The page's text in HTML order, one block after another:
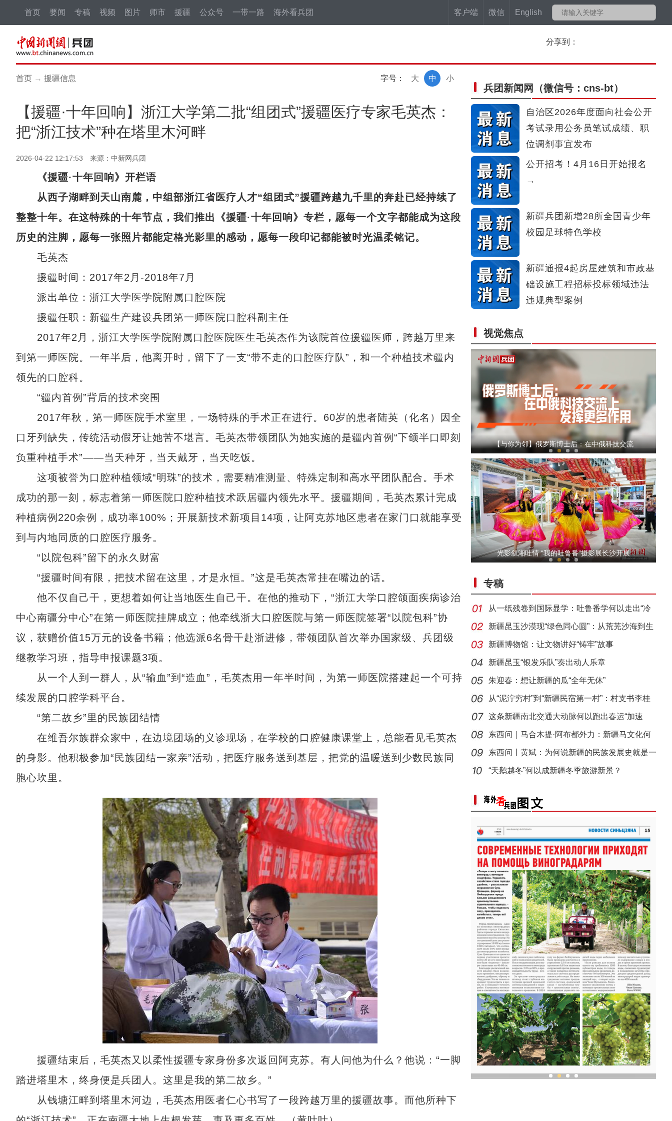
客户端 微信 English
首页 要闻 专稿 视频 图片 师市 援疆 公众号 一带一路 海外看兵团
分享到：
首页 → 援疆信息 字号： 小
中
大
【援疆·十年回响】浙江大学第二批“组团式”援疆医疗专家毛英杰：
把“浙江技术”种在塔里木河畔
2026-04-22 12:17:53 来源：中新网兵团
《援疆·十年回响》开栏语
从西子湖畔到天山南麓，中组部浙江省医疗人才“组团式”援疆跨越九千里的奔赴已经持续了
整整十年。在这特殊的十年节点，我们推出《援疆·十年回响》专栏，愿每一个文字都能成为这段
历史的注脚，愿每一张照片都能定格光影里的感动，愿每一段印记都能被时光温柔铭记。
毛英杰
援疆时间：2017年2月-2018年7月
派出单位：浙江大学医学院附属口腔医院
援疆任职：新疆生产建设兵团第一师医院口腔科副主任
2017年2月，浙江大学医学院附属口腔医院医生毛英杰作为该院首位援疆医师，跨越万里来
到第一师医院。一年半后，他离开时，留下了一支“带不走的口腔医疗队”，和一个种植技术疆内
领先的口腔科。
“疆内首例”背后的技术突围
2017年秋，第一师医院手术室里，一场特殊的手术正在进行。60岁的患者陆英（化名）因全
口牙列缺失，传统活动假牙让她苦不堪言。毛英杰带领团队为她实施的是疆内首例“下颌半口即刻
负重种植手术”——当天种牙，当天戴牙，当天吃饭。
这项被誉为口腔种植领域“明珠”的技术，需要精准测量、特殊定制和高水平团队配合。手术
成功的那一刻，标志着第一师医院口腔种植技术跃居疆内领先水平。援疆期间，毛英杰累计完成
种植病例220余例，成功率100%；开展新技术新项目14项，让阿克苏地区患者在家门口就能享受
到与内地同质的口腔医疗服务。
“以院包科”留下的永久财富
“援疆时间有限，把技术留在这里，才是永恒。”这是毛英杰常挂在嘴边的话。
他不仅自己干，更想着如何让当地医生自己干。在他的推动下，“浙江大学口腔颌面疾病诊治
中心南疆分中心”在第一师医院挂牌成立；他牵线浙大口腔医院与第一师医院签署“以院包科”协
议，获赠价值15万元的设备书籍；他选派6名骨干赴浙进修，带领团队首次举办国家级、兵团级
继教学习班，指导申报课题3项。
从一个人到一群人，从“输血”到“造血”，毛英杰用一年半时间，为第一师医院搭建起一个可持
续发展的口腔学科平台。
“第二故乡”里的民族团结情
在维吾尔族群众家中，在边境团场的义诊现场，在学校的口腔健康课堂上，总能看见毛英杰
的身影。他积极参加“民族团结一家亲”活动，把医疗服务送到基层，把党的温暖送到少数民族同
胞心坎里。
援疆结束后，毛英杰又以柔性援疆专家身份多次返回阿克苏。有人问他为什么？他说：“一脚
踏进塔里木，终身便是兵团人。这里是我的第二故乡。”
从钱塘江畔到塔里木河边，毛英杰用医者仁心书写了一段跨越万里的援疆故事。而他所种下
兵团新闻网 （微信号：cns-bt）
自治区2026年度面向社会公开
考试录用公务员笔试成绩、职
位调剂事宜发布
公开招考！4月16日开始报名
→
新疆兵团新增28所全国青少年
校园足球特色学校
新疆通报4起房屋建筑和市政基
础设施工程招标投标领域违法
违规典型案例
视觉焦点
侨乡故事 | 哈班拜的相声追梦记
以“阅读+文旅+非遗+农技”织就六团文化新图
【与你为邻】俄罗斯博士后：在中俄科技交流
【与你为邻】新疆水果的跨国情缘
以“阅读+文旅+非遗+农技”织就六团文化新图
光影叙湘吐情 “我的吐鲁番”摄影展长沙开展
专稿
从一纸残卷到国际显学：吐鲁番学何以走出“冷
门”
新疆昆玉沙漠现“绿色同心圆”：从荒芜沙海到生
态
新疆博物馆：让文物讲好“铸牢”故事
新疆昆玉“银发乐队”奏出动人乐章
朱迎春：想让新疆的瓜“全年无休”
从“泥泞穷村”到“新疆民宿第一村”：村支书李桂
这条新疆南北交通大动脉何以跑出春运“加速
度”？
东西问｜马合木提·阿布都外力：新疆马文化何
以实
东西问丨黄斌：为何说新疆的民族发展史就是一
部交
“天鹅越冬”何以成新疆冬季旅游新景？